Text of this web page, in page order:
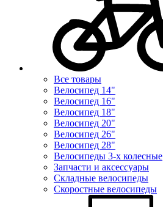
Все товары
Велосипед 14"
Велосипед 16"
Велосипед 18"
Велосипед 20"
Велосипед 26"
Велосипед 28"
Велосипеды 3-х колесные
Запчасти и аксессуары
Складные велосипеды
Скоростные велосипеды